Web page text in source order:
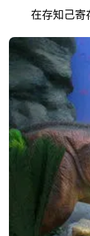
在存知己寄